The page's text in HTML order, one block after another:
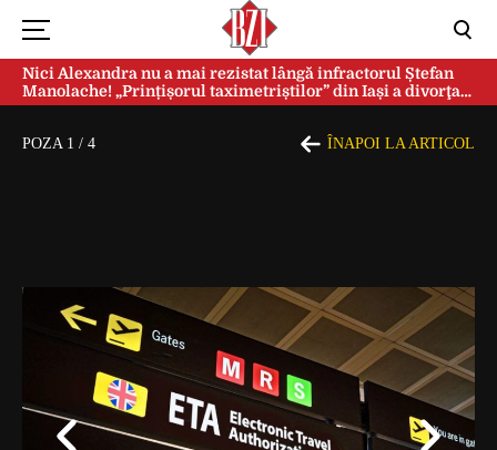
Nici Alexandra nu a mai rezistat lângă infractorul Ștefan
Manolache! „Prințișorul taximetriștilor” din Iași a divorţat
după doi ani de căsnicie
POZA 1 / 4 ÎNAPOI LA ARTICOL